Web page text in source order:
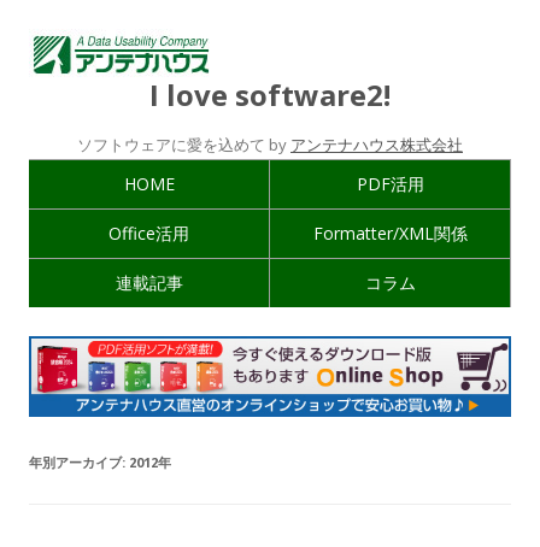
I love software2!
ソフトウェアに愛を込めて by アンテナハウス株式会社
HOME PDF活用
Office活用 Formatter/XML関係
連載記事 コラム
年別アーカイブ: 2012年